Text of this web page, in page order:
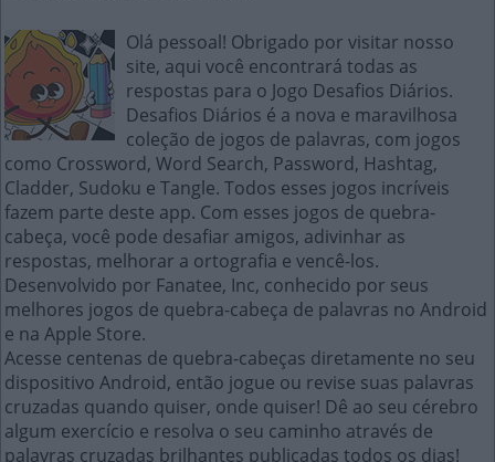
Olá pessoal! Obrigado por visitar nosso
site, aqui você encontrará todas as
respostas para o Jogo Desafios Diários.
Desafios Diários é a nova e maravilhosa
coleção de jogos de palavras, com jogos
como Crossword, Word Search, Password, Hashtag,
Cladder, Sudoku e Tangle. Todos esses jogos incríveis
fazem parte deste app. Com esses jogos de quebra-
cabeça, você pode desafiar amigos, adivinhar as
respostas, melhorar a ortografia e vencê-los.
Desenvolvido por Fanatee, Inc, conhecido por seus
melhores jogos de quebra-cabeça de palavras no Android
e na Apple Store.
Acesse centenas de quebra-cabeças diretamente no seu
dispositivo Android, então jogue ou revise suas palavras
cruzadas quando quiser, onde quiser! Dê ao seu cérebro
algum exercício e resolva o seu caminho através de
palavras cruzadas brilhantes publicadas todos os dias!